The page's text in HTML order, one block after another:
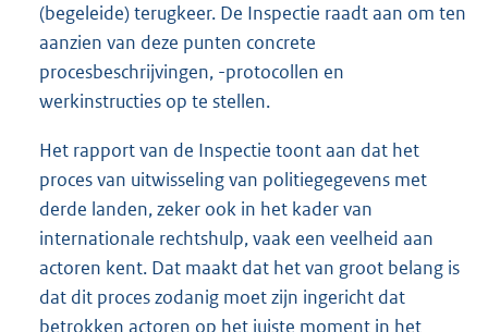
(begeleide) terugkeer. De Inspectie raadt aan om ten
aanzien van deze punten concrete
procesbeschrijvingen, -protocollen en
werkinstructies op te stellen.
Het rapport van de Inspectie toont aan dat het
proces van uitwisseling van politiegegevens met
derde landen, zeker ook in het kader van
internationale rechtshulp, vaak een veelheid aan
actoren kent. Dat maakt dat het van groot belang is
dat dit proces zodanig moet zijn ingericht dat
betrokken actoren op het juiste moment in het